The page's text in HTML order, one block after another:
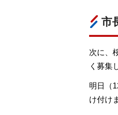
市
次に、
く募集
明日（
け付け